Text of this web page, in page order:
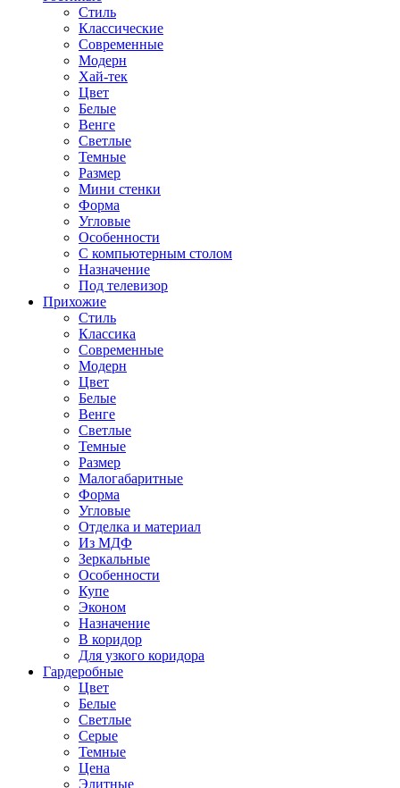
Стиль
Классические
Современные
Модерн
Хай-тек
Цвет
Белые
Венге
Светлые
Темные
Размер
Мини стенки
Форма
Угловые
Особенности
С компьютерным столом
Назначение
Под телевизор
Прихожие
Стиль
Классика
Современные
Модерн
Цвет
Белые
Венге
Светлые
Темные
Размер
Малогабаритные
Форма
Угловые
Отделка и материал
Из МДФ
Зеркальные
Особенности
Купе
Эконом
Назначение
В коридор
Для узкого коридора
Гардеробные
Цвет
Белые
Светлые
Серые
Темные
Цена
Элитные